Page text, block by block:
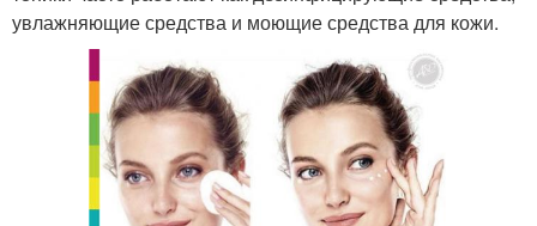
увлажняющие средства и моющие средства для кожи.